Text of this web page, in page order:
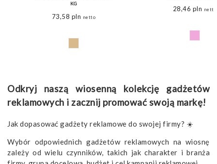
KG
73,58 pln netto
28,46 pln netto
​​Odkryj naszą wiosenną kolekcję gadżetów
reklamowych i zacznij promować swoją markę!
​Jak dopasować gadżety reklamowe do swojej firmy? ☀️
Wybór odpowiednich gadżetów reklamowych na wiosnę
zależy od wielu czynników, takich jak charakter i branża